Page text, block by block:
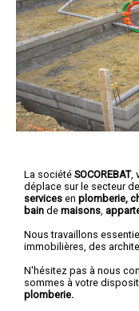
La société SOCOREBAT,
déplace sur le secteur
services en plomberie,
bain de maisons
Nous travaillons
immobilières, des
N'hésitez pas à nous
sommes à votre
plomberie.